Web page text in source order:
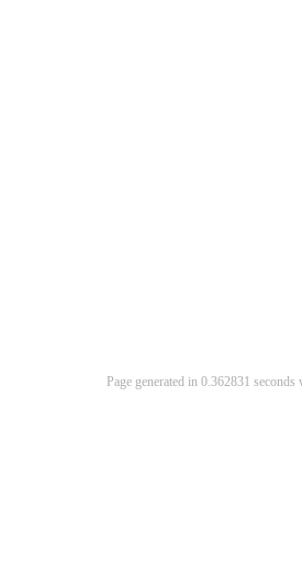
Page generated in 0.362831